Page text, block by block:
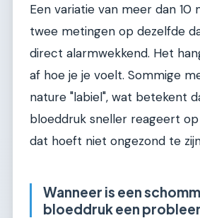
Een variatie van meer dan 10
twee metingen op dezelfde
direct alarmwekkend. Het
af hoe je je voelt. Sommige
nature "labiel", wat betekent
bloeddruk sneller reageert
dat hoeft niet ongezond te
Wanneer is een
bloeddruk een